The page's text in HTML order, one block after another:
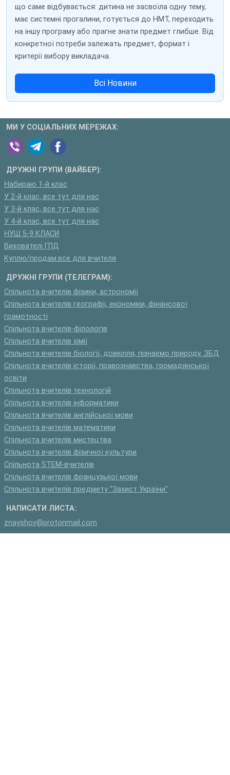
що саме відбувається: дитина не засвоїла одну тему,
має системні прогалини, готується до НМТ, переходить
на іншу програму або прагне знати предмет глибше. Від
конкретної потреби залежать предмет, формат і
критерії вибору викладача.
Всі Новини
МИ У СОЦІАЛЬНИХ МЕРЕЖАХ:
ДРУЖНІ ГРУПИ (ВАЙБЕР):
Набираю 1-й клас
У 2-й клас, все тут для нас
У 3-й клас, все тут для нас
У 4-й клас, все тут для нас
НУШ 5-9 КЛАСИ
Вихователі ГПД
Куплю/продам:все для вчителя
ДРУЖНІ ГРУПИ (ТЕЛЕГРАМ):
Спільнота вчителів фізики, астрономії
Спільнота вчителів географії, економіки, фінансової
грамотності
Спільнота вчителів-філологів
Спільнота вчителів хімії
Спільнота вчителів біології, довкілля, пізнаємо природу, ЗБД
Спільнота вчителів історії, правознавства, громадянської
освіти
Спільнота вчителів технологій
Спільнота вчителів інформатики
Спільнота вчителів англійської мови
Спільнота вчителів математики
Спільнота вчителів мистецтва
Спільнота вчителів фізичної культури
Спільнота STEM-вчителів
Спільнота вчителів французької мови
Спільнота вчителів предмету "Захист України"
НАПИСАТИ ЛИСТА:
znayshov@protonmail.com